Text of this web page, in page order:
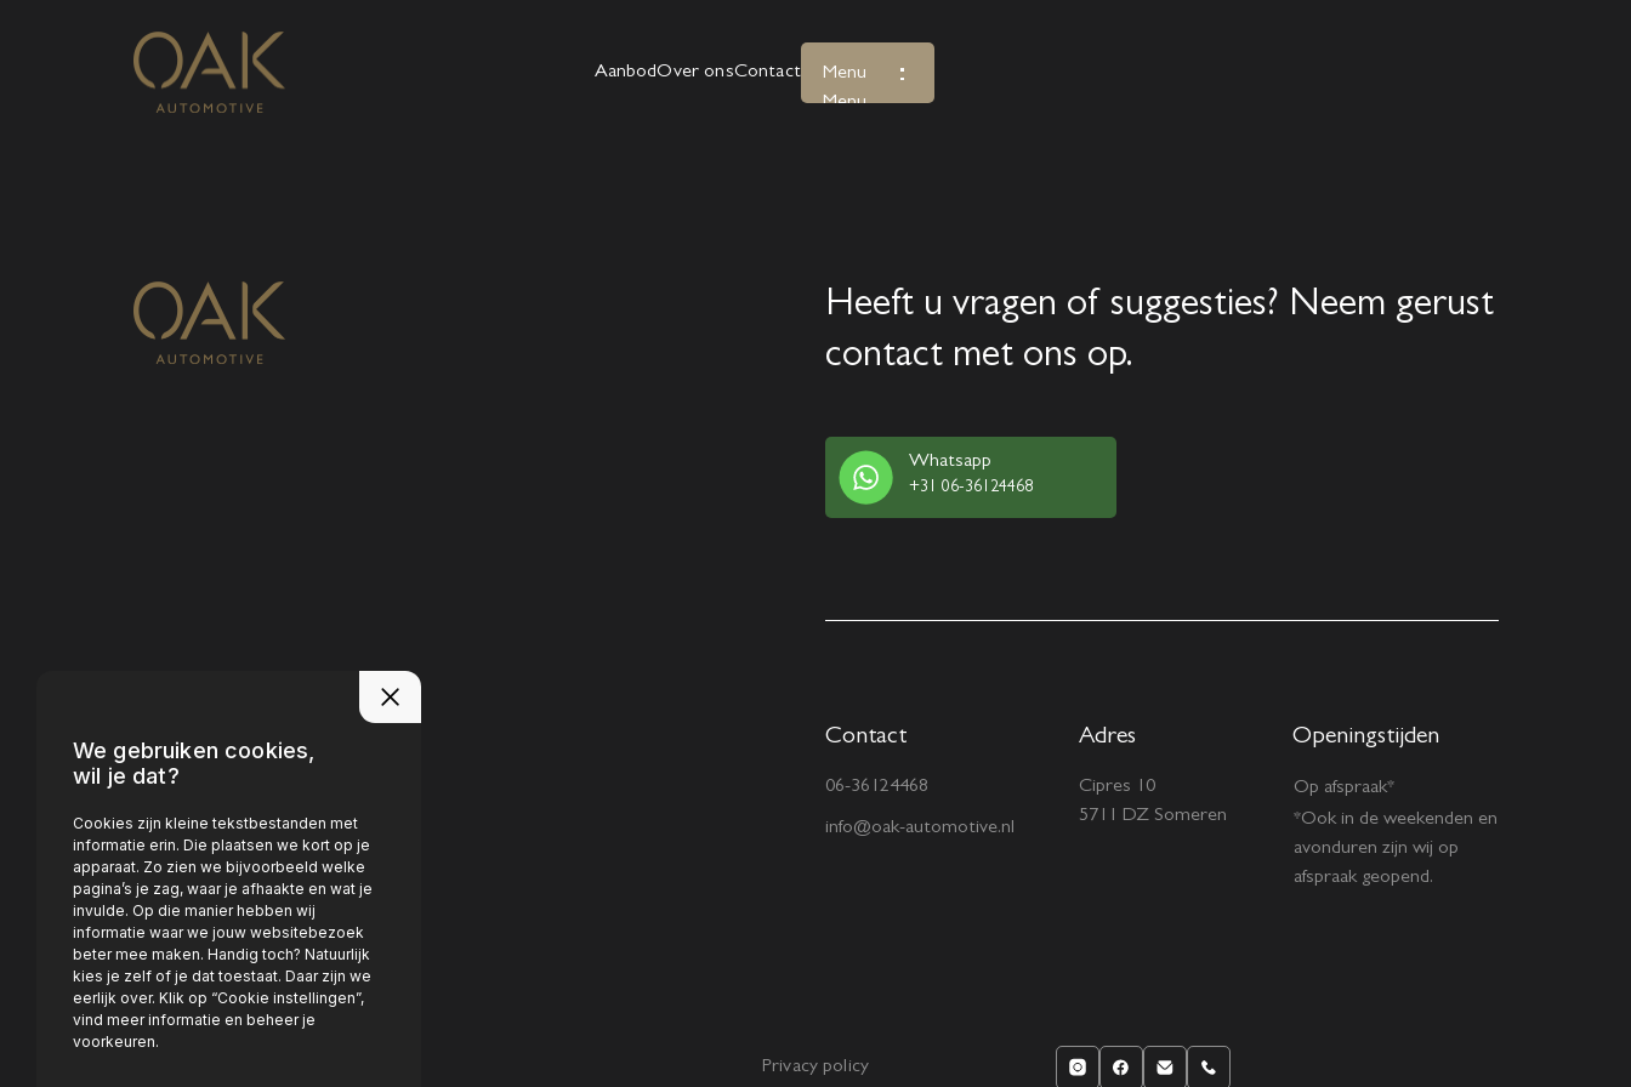
AanbodOver onsContact
Menu
Menu
Diensten
Heeft u vragen of suggesties? Neem gerust
contact met ons op.
Whatsapp
+31 06-36124468
Contact
06-36124468
info@oak-automotive.nl
Adres
Cipres 10
5711 DZ Someren
Openingstijden
Op afspraak*
*Ook in de weekenden en
avonduren zijn wij op
afspraak geopend.
Privacy policy
We gebruiken cookies,
wil je dat?
Cookies zijn kleine tekstbestanden met
informatie erin. Die plaatsen we kort op je
apparaat. Zo zien we bijvoorbeeld welke
pagina’s je zag, waar je afhaakte en wat je
invulde. Op die manier hebben wij
informatie waar we jouw websitebezoek
beter mee maken. Handig toch? Natuurlijk
kies je zelf of je dat toestaat. Daar zijn we
eerlijk over. Klik op “Cookie instellingen”,
vind meer informatie en beheer je
voorkeuren.